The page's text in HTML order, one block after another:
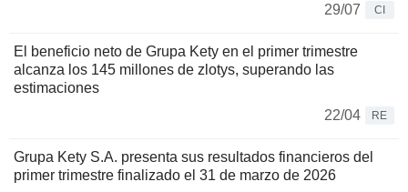
29/07
CI
El beneficio neto de Grupa Kety en el primer trimestre
alcanza los 145 millones de zlotys, superando las
estimaciones
22/04
RE
Grupa Kety S.A. presenta sus resultados financieros del
primer trimestre finalizado el 31 de marzo de 2026